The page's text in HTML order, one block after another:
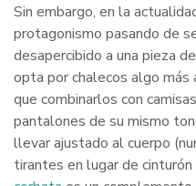
Sin embargo, en la
protagonismo pasando de
desapercibido a una pieza
opta por chalecos algo
que combinarlos con
pantalones de su mismo
llevar ajustado al cuerpo
tirantes en lugar de